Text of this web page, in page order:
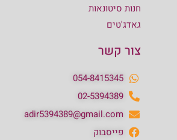
חנות סיטונאות
גאדג'טים
צור קשר
054-8415345
02-5394389
adir5394389@gmail.com
פייסבוק